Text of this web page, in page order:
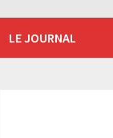
LE JOURNAL